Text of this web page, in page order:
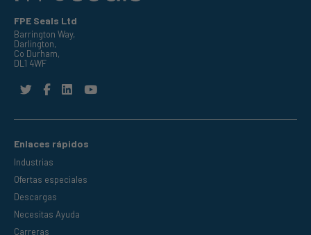
FPE Seals Ltd
Barrington Way,
Darlington,
Co Durham,
DL1 4WF
Enlaces rápidos
Industrias
Ofertas especiales
Descargas
Necesitas Ayuda
Carreras